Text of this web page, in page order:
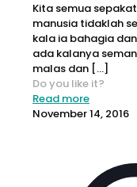
Kita semua
manusia tidaklah
kala ia bahagia
ada kalanya
malas dan […]
Do you like it?
Read more
November 14, 2016